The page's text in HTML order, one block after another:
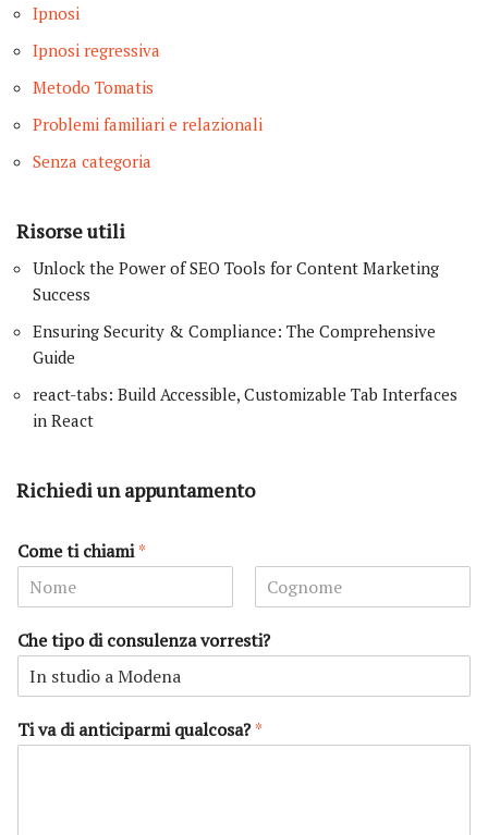
Ipnosi
Ipnosi regressiva
Metodo Tomatis
Problemi familiari e relazionali
Senza categoria
Risorse utili
Unlock the Power of SEO Tools for Content Marketing
Success
Ensuring Security & Compliance: The Comprehensive
Guide
react-tabs: Build Accessible, Customizable Tab Interfaces
in React
Richiedi un appuntamento
Come ti chiami*
o
m
o
g
m
e
Che tipo di consulenza vorresti?
Ti va di anticiparmi qualcosa?*